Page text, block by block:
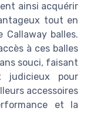
ainsi acquérir
tout en
Callaway balles.
à ces balles
souci, faisant
judicieux pour
accessoires
et la